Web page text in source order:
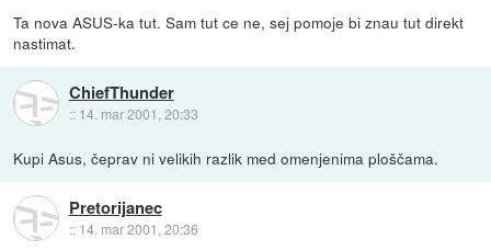
Ta nova ASUS-ka tut. Sam tut ce ne, sej pomoje bi znau tut direkt
nastimat.
ChiefThunder
:: 14. mar 2001, 20:33
Kupi Asus, čeprav ni velikih razlik med omenjenima ploščama.
Pretorijanec
:: 14. mar 2001, 20:36